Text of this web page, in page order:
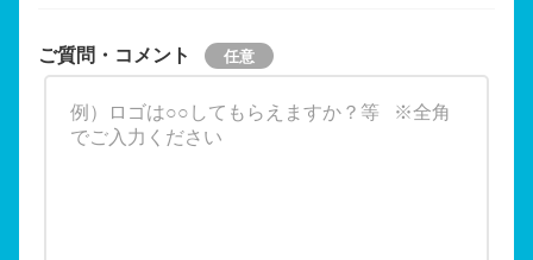
ご質問・コメント